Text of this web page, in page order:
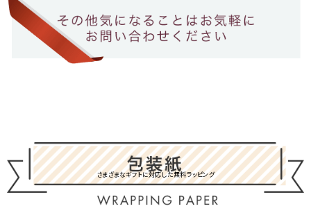
さまざまなギフトに対応した無料ラッピング